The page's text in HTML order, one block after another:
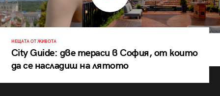
НЕЩАТА ОТ ЖИВОТА
City Guide: две тераси в София, от които
да се насладиш на лятото